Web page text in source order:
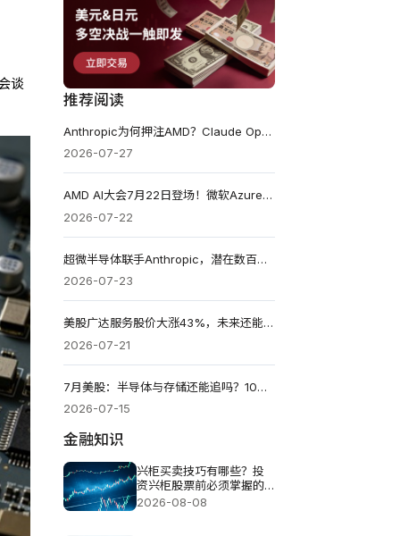
谈
推荐阅读
Anthropic为何押注AMD？Claude Opus 5亮相，数百亿美元算力布局加速
2026-07-27
AMD AI大会7月22日登场！微软Azure合作抢先曝光，Helios能挑战英伟达吗？
2026-07-22
超微半导体联手Anthropic，潜在数百亿美元AI订单曝光：AMD能否挑战英伟达？
2026-07-23
美股广达服务股价大涨43%，未来还能继续上涨吗?
2026-07-21
7月美股：半导体与存储还能追吗？10大标的买点与配置策略
2026-07-15
金融知识
兴柜买卖技巧有哪些？投
资兴柜股票前必须掌握的
五个重点
2026-08-08